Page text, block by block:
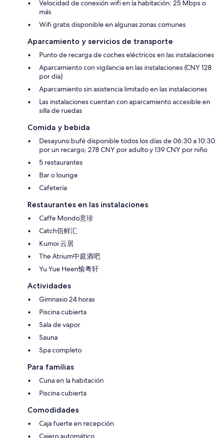
Velocidad de conexión wifi en la habitación: 25 Mbps o
más
Wifi gratis disponible en algunas zonas comunes
Aparcamiento y servicios de transporte
Punto de recarga de coches eléctricos en las instalaciones
Aparcamiento con vigilancia en las instalaciones (CNY 128
por día)
Aparcamiento sin asistencia limitado en las instalaciones
Las instalaciones cuentan con aparcamiento accesible en
silla de ruedas
Comida y bebida
Desayuno bufé disponible todos los días de 06:30 a 10:30
por un recargo; 278 CNY por adulto y 139 CNY por niño
5 restaurantes
Bar o lounge
Cafetería
Restaurantes en las instalaciones
Caffe Mondo意珍
Catch佰鲜汇
Kumoi 云居
The Atrium中庭酒吧
Yu Yue Heen愉粤轩
Actividades
Gimnasio 24 horas
Piscina cubierta
Sala de vapor
Sauna
Spa completo
Para familias
Cuna en la habitación
Piscina cubierta
Comodidades
Caja fuerte en recepción
Cajero automático